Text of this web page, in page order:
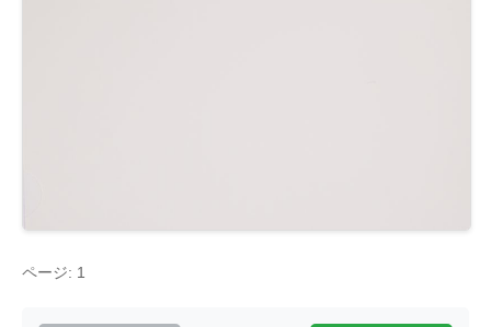
ページ: 1